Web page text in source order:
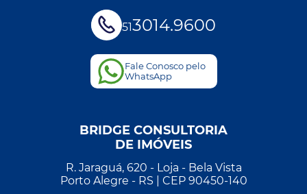
513014.9600
Fale Conosco pelo
WhatsApp
BRIDGE CONSULTORIA
DE IMÓVEIS
R. Jaraguá, 620 - Loja - Bela Vista
Porto Alegre - RS | CEP 90450-140